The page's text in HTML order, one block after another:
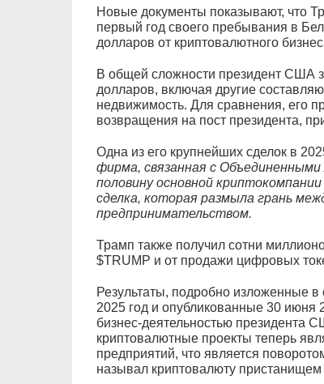
Новые документы показывают, что
первый год своего пребывания в
долларов от криптовалютного
В общей сложности президент США
долларов, включая другие
недвижимость. Для сравнения, его
возвращения на пост президента,
Одна из его крупнейших сделок в
фирма, связанная с
половину основной
сделка, которая размыла грань
предпринимательством.
Трамп также получил сотни
$TRUMP и от продажи цифровых
Результаты, подробно изложенные
2025 год и опубликованные 30 июня
бизнес-деятельностью президента
криптовалютные проекты теперь
предприятий, что является
называл криптовалюту